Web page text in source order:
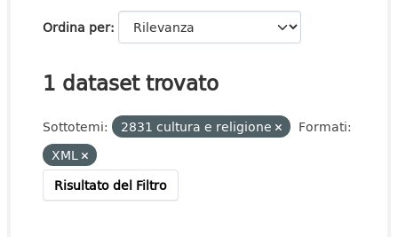
Ordina per
1 dataset trovato
Sottotemi: 2831 cultura e religione
Formati:
XML
Risultato del Filtro